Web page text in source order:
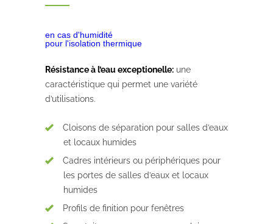
en cas d'humidité
pour l'isolation thermique
Résistance à l’eau exceptionelle: une
caractéristique qui permet une variété
d’utilisations.
Cloisons de séparation pour salles d’eaux
et locaux humides
Cadres intérieurs ou périphériques pour
les portes de salles d’eaux et locaux
humides
Profils de finition pour fenêtres